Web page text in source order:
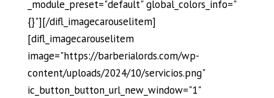
_module_preset="default" global_colors_info="
{}"][/difl_imagecarouselitem]
[difl_imagecarouselitem
image="https://barberialords.com/wp-
content/uploads/2024/10/servicios.png"
ic_button_button_url_new_window="1"